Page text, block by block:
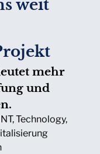
weit
mehr
und
,Technology,